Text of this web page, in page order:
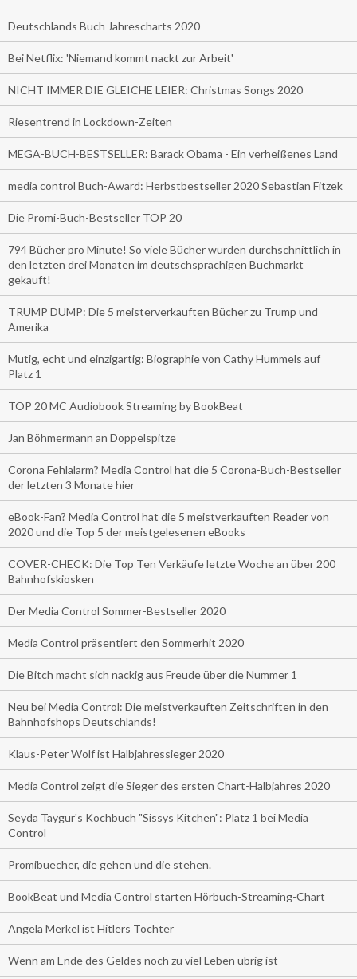
Deutschlands Buch Jahrescharts 2020
Bei Netflix: 'Niemand kommt nackt zur Arbeit'
NICHT IMMER DIE GLEICHE LEIER: Christmas Songs 2020
Riesentrend in Lockdown-Zeiten
MEGA-BUCH-BESTSELLER: Barack Obama - Ein verheißenes Land
media control Buch-Award: Herbstbestseller 2020 Sebastian Fitzek
Die Promi-Buch-Bestseller TOP 20
794 Bücher pro Minute! So viele Bücher wurden durchschnittlich in
den letzten drei Monaten im deutschsprachigen Buchmarkt
gekauft!
TRUMP DUMP: Die 5 meisterverkauften Bücher zu Trump und
Amerika
Mutig, echt und einzigartig: Biographie von Cathy Hummels auf
Platz 1
TOP 20 MC Audiobook Streaming by BookBeat
Jan Böhmermann an Doppelspitze
Corona Fehlalarm? Media Control hat die 5 Corona-Buch-Bestseller
der letzten 3 Monate hier
eBook-Fan? Media Control hat die 5 meistverkauften Reader von
2020 und die Top 5 der meistgelesenen eBooks
COVER-CHECK: Die Top Ten Verkäufe letzte Woche an über 200
Bahnhofskiosken
Der Media Control Sommer-Bestseller 2020
Media Control präsentiert den Sommerhit 2020
Die Bitch macht sich nackig aus Freude über die Nummer 1
Neu bei Media Control: Die meistverkauften Zeitschriften in den
Bahnhofshops Deutschlands!
Klaus-Peter Wolf ist Halbjahressieger 2020
Media Control zeigt die Sieger des ersten Chart-Halbjahres 2020
Seyda Taygur's Kochbuch "Sissys Kitchen": Platz 1 bei Media
Control
Promibuecher, die gehen und die stehen.
BookBeat und Media Control starten Hörbuch-Streaming-Chart
Angela Merkel ist Hitlers Tochter
Wenn am Ende des Geldes noch zu viel Leben übrig ist